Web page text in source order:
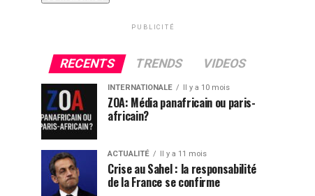
PUBLICITÉ
RECENTS TRENDS VIDEOS
INTERNATIONALE Il y a 10 mois
ZOA: Média panafricain ou paris-
africain?
ACTUALITÉ Il y a 11 mois
Crise au Sahel : la responsabilité
de la France se confirme